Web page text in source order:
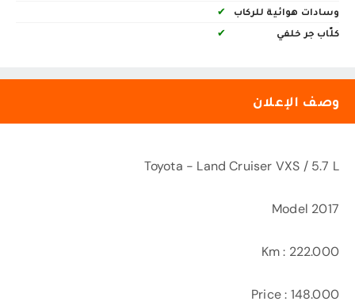
وسادات هوائية للركاب
✔
كلّاب جر خلفي
✔
وصف الإعلان
Toyota - Land Cruiser VXS / 5.7 L
Model 2017
Km : 222.000
Price : 148.000